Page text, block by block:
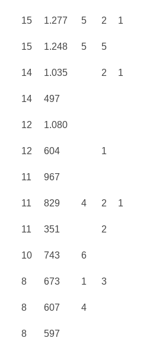
15 1.277 5 2 1
15 1.248 5 5
14 1.035 2 1
14 497
12 1.080
12 604 1
11 967
11 829 4 2 1
11 351 2
10 743 6
8 673 1 3
8 607 4
8 597